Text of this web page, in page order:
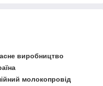
виробництво
молокопровід